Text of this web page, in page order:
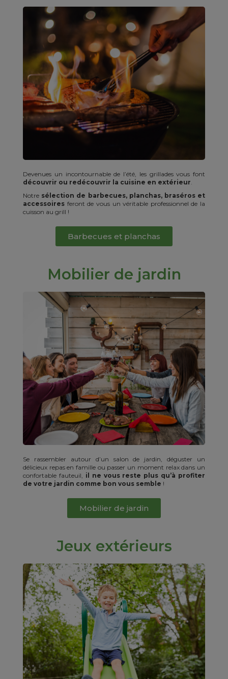
Devenues un incontournable de l’été, les grillades vous font
découvrir ou redécouvrir la cuisine en extérieur.
Notre sélection de barbecues, planchas, braséros et
accessoires feront de vous un véritable professionnel de la
cuisson au grill !
Barbecues et planchas
Mobilier de jardin
Se rassembler autour d’un salon de jardin, déguster un
délicieux repas en famille ou passer un moment relax dans un
confortable fauteuil,
il ne vous reste plus qu’à profiter
de votre jardin comme bon vous semble !
Mobilier de jardin
Jeux extérieurs